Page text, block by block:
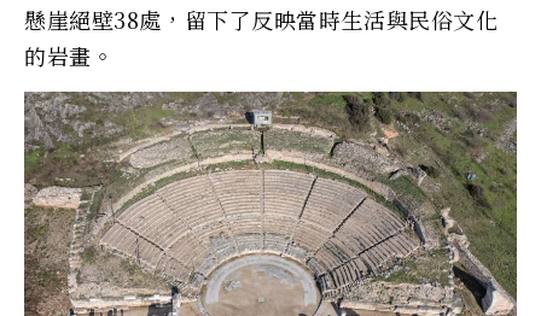
懸崖絕壁38處，留下了反映當時生活與民俗文化
的岩畫。